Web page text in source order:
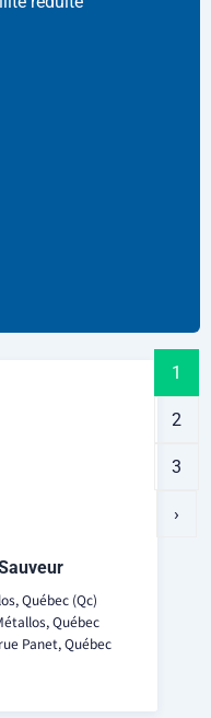
Québec (Qc)
Québec
Panet, Québec
1
2
3
›